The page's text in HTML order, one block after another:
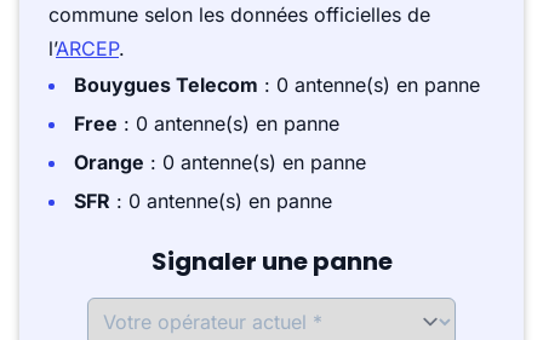
commune selon les données officielles de
l’ARCEP.
Bouygues Telecom : 0 antenne(s) en panne
Free : 0 antenne(s) en panne
Orange : 0 antenne(s) en panne
SFR : 0 antenne(s) en panne
Signaler une panne